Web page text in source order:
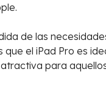
de las
el iPad Pro es
para